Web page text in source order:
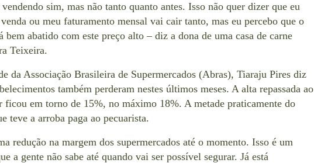
sim, mas não tanto quanto antes. Isso não quer dizer que eu
ou meu faturamento mensal vai cair tanto, mas eu percebo que o
bem abatido com este preço alto – diz a dona de uma casa de carne
Teixeira.
da Associação Brasileira de Supermercados (Abras), Tiaraju Pires diz
também perderam nestes últimos meses. A alta repassada ao
ficou em torno de 15%, no máximo 18%. A metade praticamente do
teve a arroba paga ao pecuarista.
redução na margem dos supermercados até o momento. Isso é um
a gente não sabe até quando vai ser possível segurar. Já está